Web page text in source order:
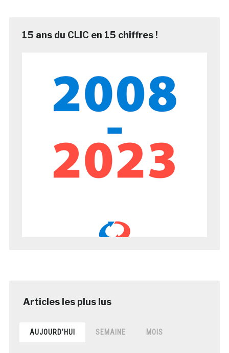
15 ans du CLIC en 15 chiffres !
AUJOURD’HUI SEMAINE MOIS